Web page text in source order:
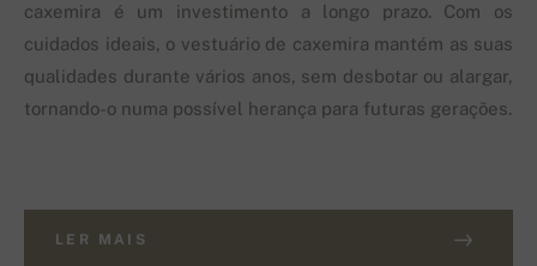
caxemira é um investimento a longo prazo. Com os
cuidados ideais, o vestuário de caxemira mantém as suas
qualidades durante vários anos, sem desbotar ou alargar,
tornando-o numa possível herança para futuras gerações.
LER MAIS